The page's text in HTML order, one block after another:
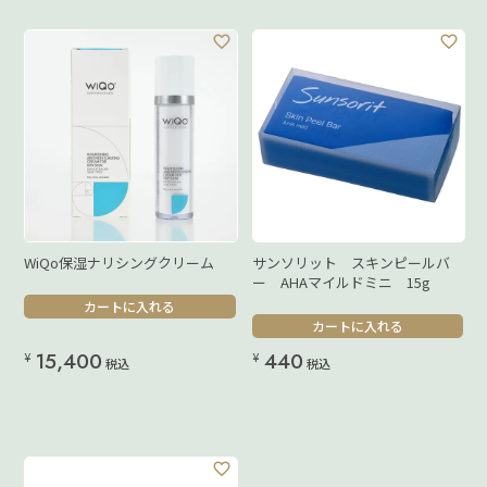
WiQo保湿ナリシングクリーム
カートに入れる
¥ 15,400 税込
サンソリット スキンピールバ
ー AHAマイルドミニ 15g
カートに入れる
¥ 440 税込